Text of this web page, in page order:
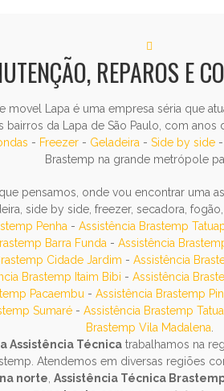
REPAROS E
movel Lapa é uma empresa séria que
da Lapa de São Paulo, com
- Freezer- Geladeira- Side by side-
Brastemp na grande metrópole
pensamos, onde vou encontrar uma
side by side, freezer, secadora,
Penha - Assistência Brastemp
Barra Funda- Assistência
Cidade Jardim - Assistência
Brastemp Itaim Bibi - Assistência
Pacaembu- Assistência Brastemp
Sumaré- Assistência Brastemp
Brastemp Vila Madalena.
Assistência Técnicatrabalhamos na
Atendemos em diversas regiões
norte, Assistência Técnica